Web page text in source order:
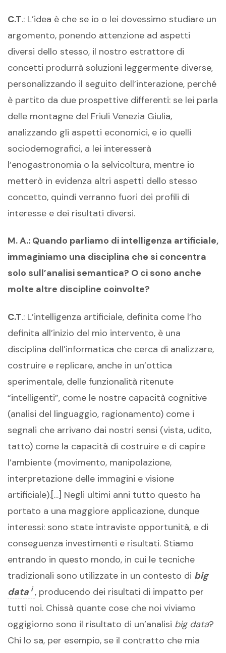
C.T.: L’idea è che se io o lei dovessimo studiare un
argomento, ponendo attenzione ad aspetti
diversi dello stesso, il nostro estrattore di
concetti produrrà soluzioni leggermente diverse,
personalizzando il seguito dell’interazione, perché
è partito da due prospettive differenti: se lei parla
delle montagne del Friuli Venezia Giulia,
analizzando gli aspetti economici, e io quelli
sociodemografici, a lei interesserà
l’enogastronomia o la selvicoltura, mentre io
metterò in evidenza altri aspetti dello stesso
concetto, quindi verranno fuori dei profili di
interesse e dei risultati diversi.
M. A.: Quando parliamo di intelligenza artificiale,
immaginiamo una disciplina che si concentra
solo sull’analisi semantica? O ci sono anche
molte altre discipline coinvolte?
C.T.: L’intelligenza artificiale, definita come l’ho
definita all’inizio del mio intervento, è una
disciplina dell’informatica che cerca di analizzare,
costruire e replicare, anche in un’ottica
sperimentale, delle funzionalità ritenute
“intelligenti”, come le nostre capacità cognitive
(analisi del linguaggio, ragionamento) come i
segnali che arrivano dai nostri sensi (vista, udito,
tatto) come la capacità di costruire e di capire
l’ambiente (movimento, manipolazione,
interpretazione delle immagini e visione
artificiale).[…] Negli ultimi anni tutto questo ha
portato a una maggiore applicazione, dunque
interessi: sono state intraviste opportunità, e di
conseguenza investimenti e risultati. Stiamo
entrando in questo mondo, in cui le tecniche
tradizionali sono utilizzate in un contesto di big
data i , producendo dei risultati di impatto per
tutti noi. Chissà quante cose che noi viviamo
oggigiorno sono il risultato di un’analisi big data?
Chi lo sa, per esempio, se il contratto che mia